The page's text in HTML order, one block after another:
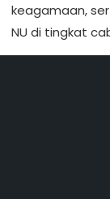
keagamaan,
NU di tingkat